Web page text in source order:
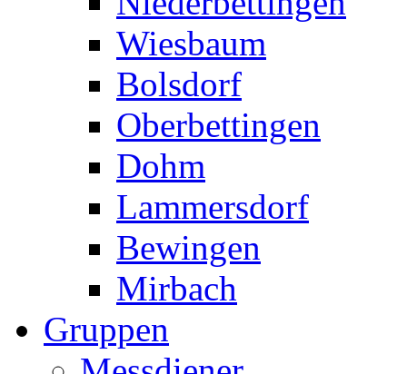
Wiesbaum
Bolsdorf
Oberbettingen
Dohm
Lammersdorf
Bewingen
Mirbach
Gruppen